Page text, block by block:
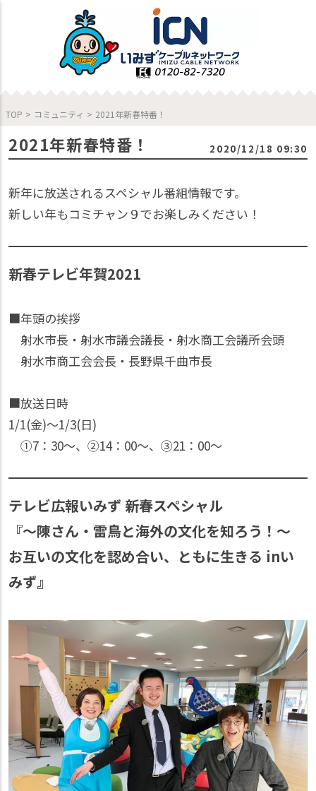
TOP > コミュニティ > 2021年新春特番！
2021年新春特番！ 2020/12/18 09:30
新年に放送されるスペシャル番組情報です。
新しい年もコミチャン９でお楽しみください！
新春テレビ年賀2021
■年頭の挨拶
射水市長・射水市議会議長・射水商工会議所会頭
射水市商工会会長・長野県千曲市長
■放送日時
1/1(金)〜1/3(日)
①7：30〜、②14：00〜、③21：00〜
テレビ広報いみず 新春スペシャル
『〜陳さん・雷鳥と海外の文化を知ろう！〜
お互いの文化を認め合い、ともに生きる inい
みず』